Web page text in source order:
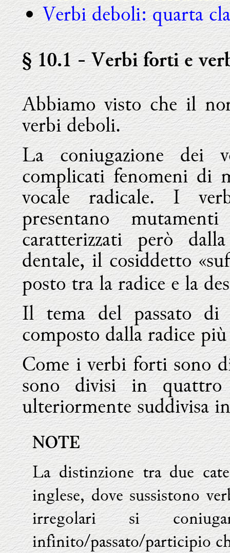
Verbi deboli: quarta
§ 10.1- Verbi forti e
Abbiamo visto che il
verbi deboli.
La coniugazione dei
complicati fenomeni di
vocale radicale. I
presentano
caratterizzati però
dentale, il cosiddetto
posto tra la radice e la
Il tema del passato di
composto dalla radice
Come i verbi forti sono
sono divisi in
ulteriormente suddivisa
NOTE
La distinzione tra due
inglese, dove sussistono
irregolari si
infinito/passato/participio